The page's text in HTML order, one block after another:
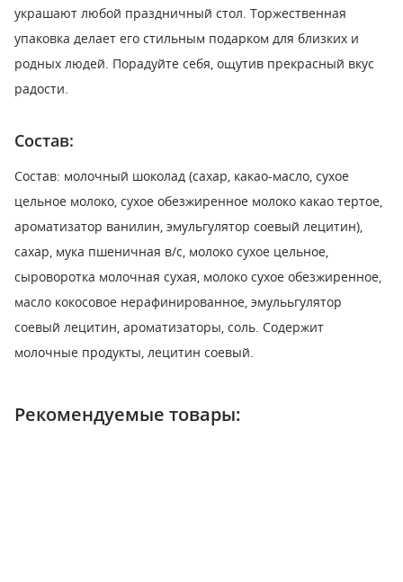
украшают любой праздничный стол. Торжественная
упаковка делает его стильным подарком для близких и
родных людей. Порадуйте себя, ощутив прекрасный вкус
радости.
Состав:
Состав: молочный шоколад (сахар, какао-масло, сухое
цельное молоко, сухое обезжиренное молоко какао тертое,
ароматизатор ванилин, эмульгулятор соевый лецитин),
сахар, мука пшеничная в/с, молоко сухое цельное,
сыроворотка молочная сухая, молоко сухое обезжиренное,
масло кокосовое нерафинированное, эмулььгулятор
соевый лецитин, ароматизаторы, соль. Содержит
молочные продукты, лецитин соевый.
Рекомендуемые товары: